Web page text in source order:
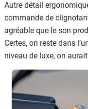
Autre détail
commande de
agréable que le son
Certes, on reste dans
niveau de luxe, on